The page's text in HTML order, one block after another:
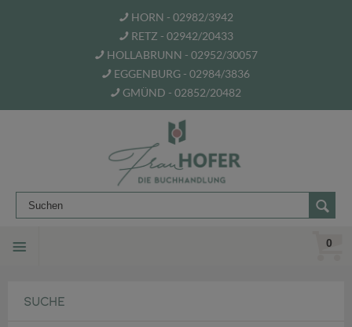
HORN - 02982/3942
RETZ - 02942/20433
HOLLABRUNN - 02952/30057
EGGENBURG - 02984/3836
GMÜND - 02852/20482
0
SUCHE